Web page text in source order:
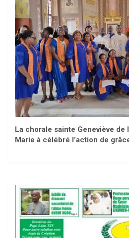
La chorale sainte Geneviève de
Marie à célébré l’action de